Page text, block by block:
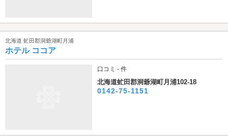
北海道 虻田郡洞爺湖町月浦
ホテル ココア
口コミ - 件
北海道虻田郡洞爺湖町月浦102-18
0142-75-1151